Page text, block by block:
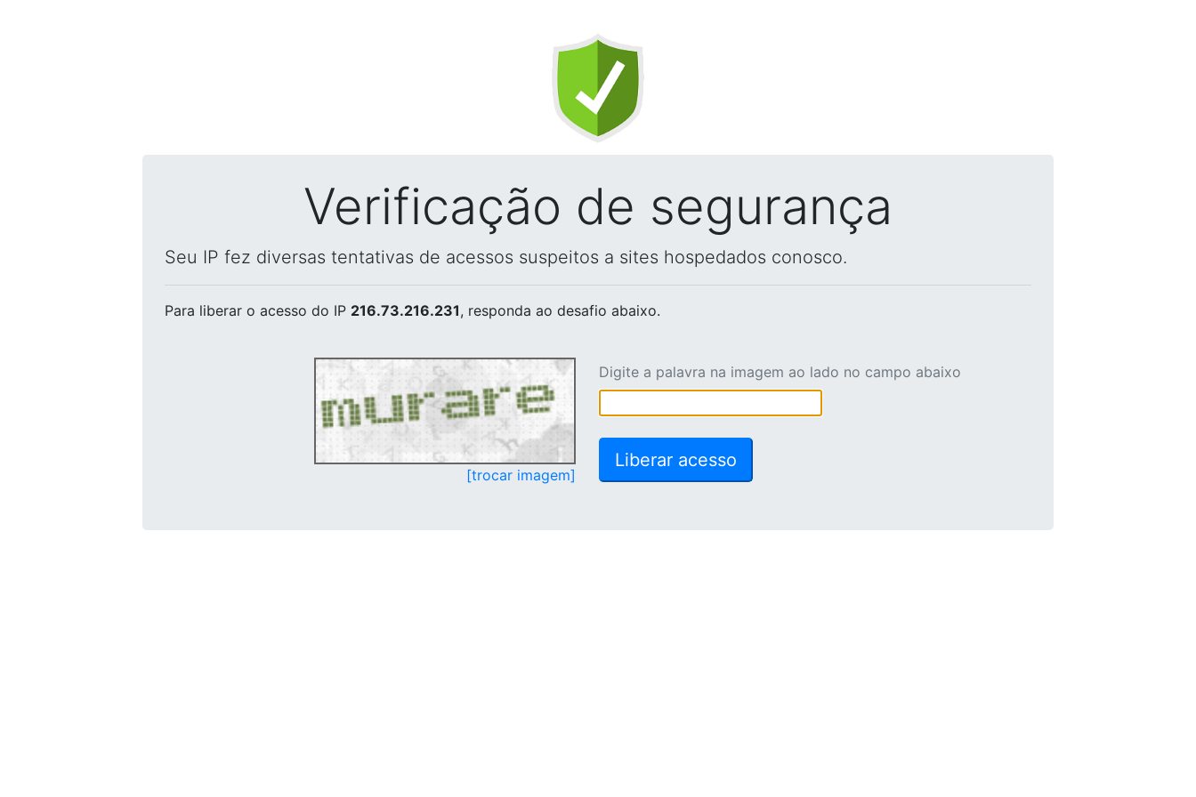
Verificação de segurança
Seu IP fez diversas tentativas de acessos suspeitos a sites hospedados conosco.
Para liberar o acesso do IP 216.73.216.231, responda ao desafio abaixo.
[trocar imagem]
Digite a palavra na imagem ao lado no campo abaixo